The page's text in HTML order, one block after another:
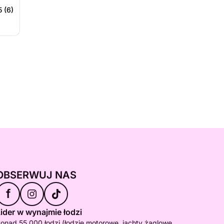
(6)
NAS
f
w wynajmie łodzi